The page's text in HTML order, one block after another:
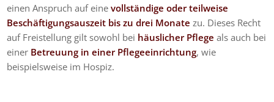
einen Anspruch auf einevollständige oder teilweise
Beschäftigungsauszeit bis zu drei Monate zu. Dieses Recht
auf Freistellung gilt sowohl bei häuslicher Pflege als auch bei
einer Betreuung in einer Pflegeeinrichtung, wie
beispielsweise im Hospiz.